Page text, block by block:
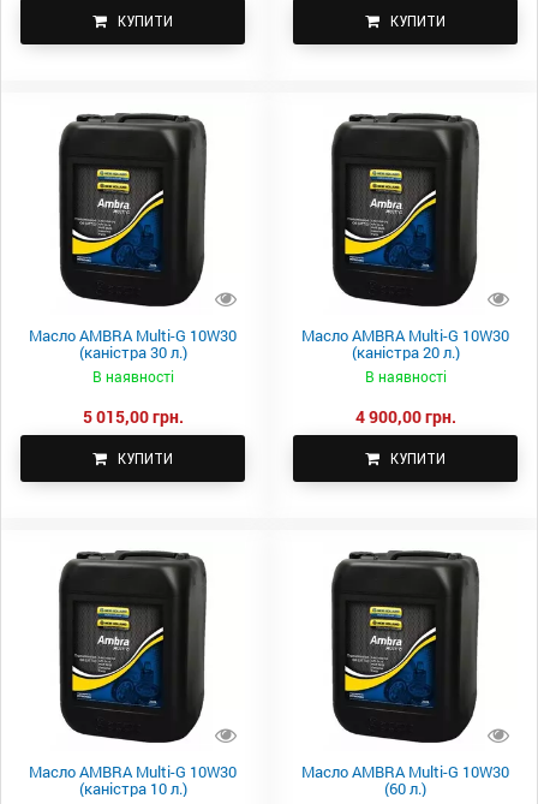
КУПИТИ КУПИТИ
Масло AMBRA Multi-G 10W30
(каністра 30 л.)
В наявності
5 015,00 грн.
КУПИТИ
Масло AMBRA Multi-G 10W30
(каністра 20 л.)
В наявності
4 900,00 грн.
КУПИТИ
Масло AMBRA Multi-G 10W30
(каністра 10 л.)
Масло AMBRA Multi-G 10W30
(60 л.)